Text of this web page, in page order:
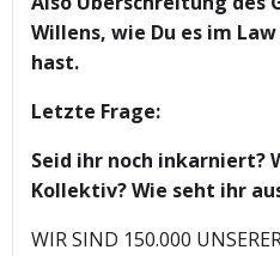
Willens, wie Du es im
hast.
Letzte Frage:
Seid ihr noch inkarniert?
Kollektiv? Wie seht ihr
WIR SIND 150.000